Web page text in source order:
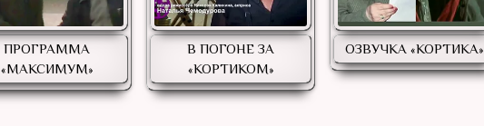
ПРОГРАММА
«МАКСИМУМ»
В ПОГОНЕ ЗА
«КОРТИКОМ»
ОЗВУЧКА «КОРТИКА»